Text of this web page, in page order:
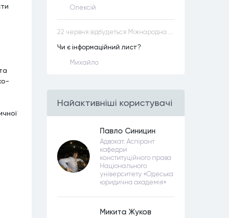
Олексій
22 червня відбудеться Міжнародна науково-практична конференція “Конституційна демократія в умовах загроз територіальній цілісності та національній безпеці”
Чи є інформаційний лист?
Михайло
Найактивнiшi користувачi
Павло Синицин
Адвокат. Аспірант
кафедри
конституційного права
Національного
університету «Одеська
юридична академія»
Микита Жуков